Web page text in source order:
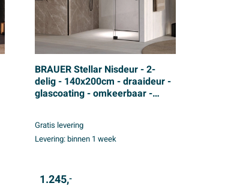
BRAUER Stellar Nisdeur - 2-
delig - 140x200cm - draaideur -
glascoating - omkeerbaar -
Gratis levering
Levering:binnen 1 week
1.245,-